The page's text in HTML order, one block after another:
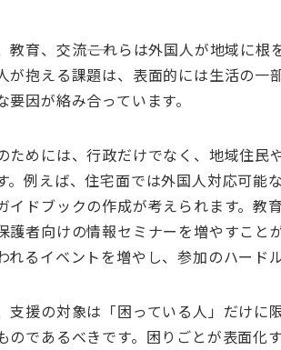
教育、交流――これらは外国人が地域に
が抱える課題は、表面的には生活の一
要因が絡み合っています。
ためには、行政だけでなく、地域住民
。例えば、住宅面では外国人対応可能
イドブックの作成が考えられます。
護者向けの情報セミナーを増やすこと
れるイベントを増やし、参加のハード
支援の対象は「困っている人」だけ
のであるべきです。困りごとが表面化